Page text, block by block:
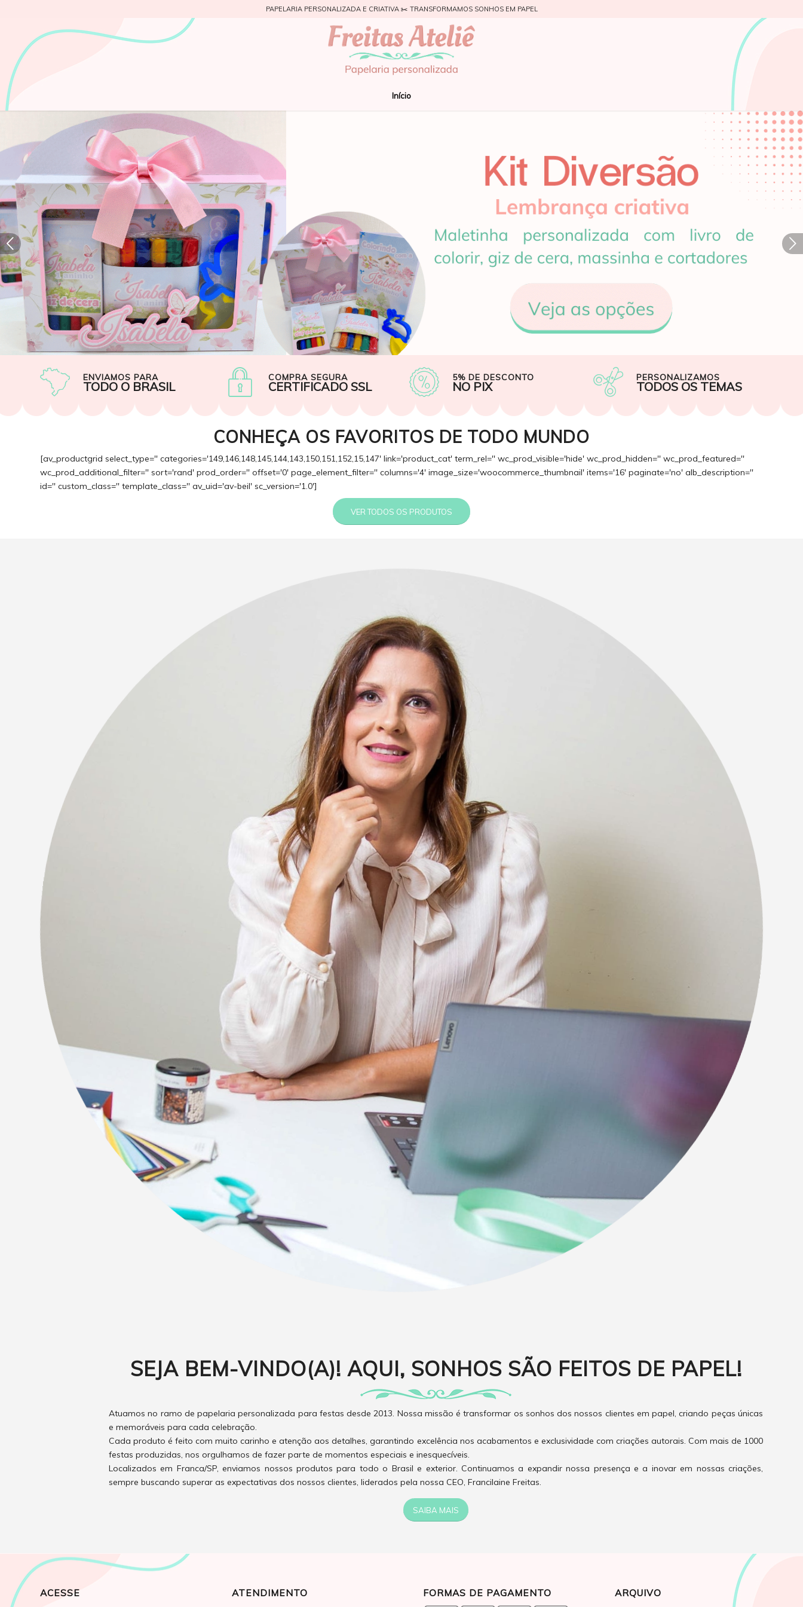
PAPELARIA PERSONALIZADA E CRIATIVA ✂️ TRANSFORMAMOS SONHOS EM PAPEL
Início
Próximo
ENVIAMOS PARA
TODO O BRASIL
COMPRA SEGURA
CERTIFICADO SSL
5% DE DESCONTO
NO PIX
PERSONALIZAMOS
TODOS OS TEMAS
CONHEÇA OS FAVORITOS DE TODO MUNDO
[av_productgrid select_type='' categories='149,146,148,145,144,143,150,151,152,15,147' link='product_cat' term_rel='' wc_prod_visible='hide' wc_prod_hidden='' wc_prod_featured=''
wc_prod_additional_filter='' sort='rand' prod_order='' offset='0' page_element_filter='' columns='4' image_size='woocommerce_thumbnail' items='16' paginate='no' alb_description=''
id='' custom_class='' template_class='' av_uid='av-beil' sc_version='1.0']
VER TODOS OS PRODUTOS
SEJA BEM-VINDO(A)! AQUI, SONHOS SÃO FEITOS DE PAPEL!
Atuamos no ramo de papelaria personalizada para festas desde 2013. Nossa missão é transformar os sonhos dos nossos clientes em papel, criando peças únicas
e memoráveis para cada celebração.
Cada produto é feito com muito carinho e atenção aos detalhes, garantindo excelência nos acabamentos e exclusividade com criações autorais. Com mais de 1000
festas produzidas, nos orgulhamos de fazer parte de momentos especiais e inesquecíveis.
Localizados em Franca/SP, enviamos nossos produtos para todo o Brasil e exterior. Continuamos a expandir nossa presença e a inovar em nossas criações,
sempre buscando superar as expectativas dos nossos clientes, liderados pela nossa CEO, Francilaine Freitas.
SAIBA MAIS
ACESSE ATENDIMENTO FORMAS DE PAGAMENTO ARQUIVO